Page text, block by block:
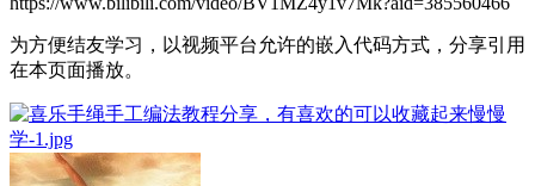
为方便结友学习，以视频平台允许的嵌入代码方式，分享引用
在本页面播放。